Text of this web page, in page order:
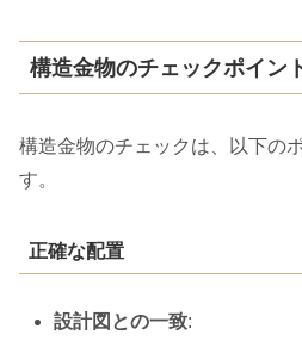
構造金物のチェックポイン
構造金物のチェックは、以下の
す。
正確な配置
設計図との一致: